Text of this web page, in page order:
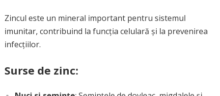
Zincul este un mineral important pentru sistemul
imunitar, contribuind la funcția celulară și la prevenirea
infecțiilor.
Surse de zinc: